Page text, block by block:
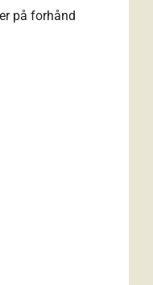
på forhånd